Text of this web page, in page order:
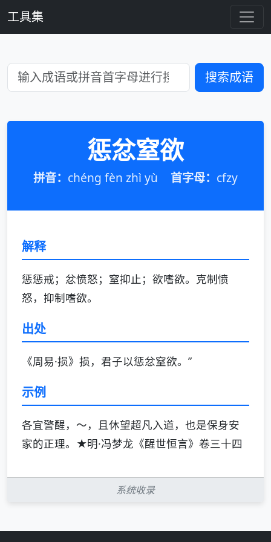
工具集
搜索成语
惩忿窒欲
拼音： chéng fèn zhì yù 首字母： cfzy
解释
惩惩戒；忿愤怒；窒抑止；欲嗜欲。克制愤
怒，抑制嗜欲。
出处
《周易·损》损，君子以惩忿窒欲。”
示例
各宜警醒，～，且休望超凡入道，也是保身安
家的正理。★明·冯梦龙《醒世恒言》卷三十四
系统收录